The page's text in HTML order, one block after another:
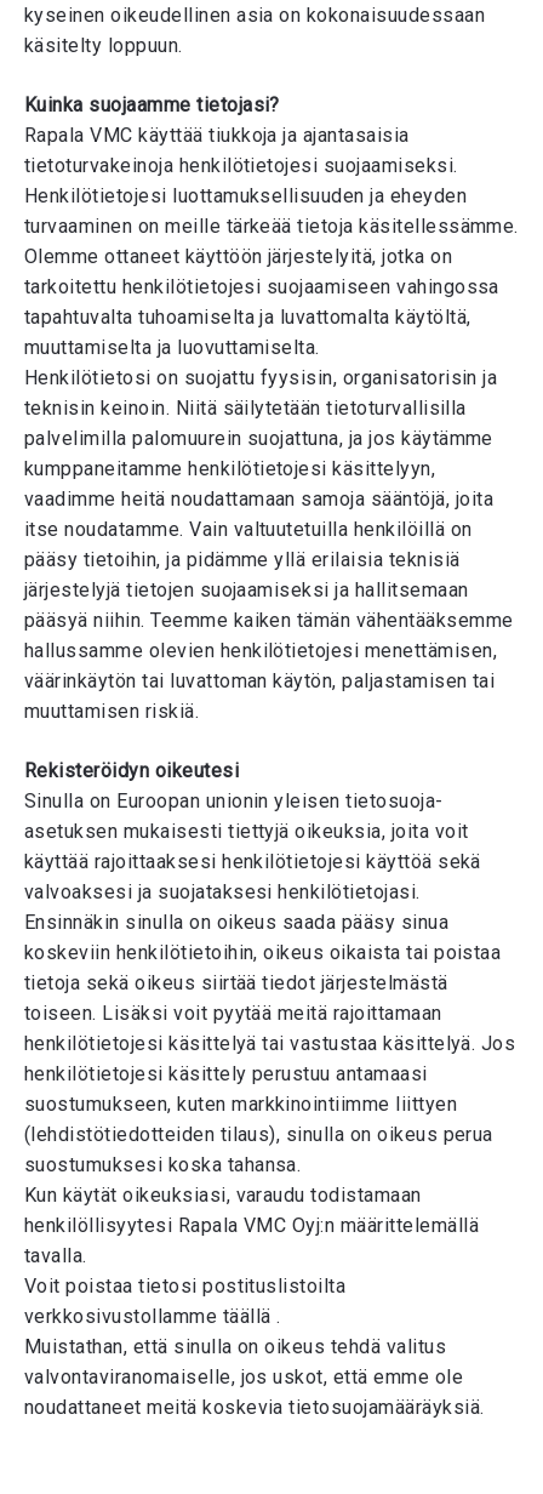
kyseinen oikeudellinen asia on kokonaisuudessaan
käsitelty loppuun.
Kuinka suojaamme tietojasi?
Rapala VMC käyttää tiukkoja ja ajantasaisia
tietoturvakeinoja henkilötietojesi suojaamiseksi.
Henkilötietojesi luottamuksellisuuden ja eheyden
turvaaminen on meille tärkeää tietoja käsitellessämme.
Olemme ottaneet käyttöön järjestelyitä, jotka on
tarkoitettu henkilötietojesi suojaamiseen vahingossa
tapahtuvalta tuhoamiselta ja luvattomalta käytöltä,
muuttamiselta ja luovuttamiselta.
Henkilötietosi on suojattu fyysisin, organisatorisin ja
teknisin keinoin. Niitä säilytetään tietoturvallisilla
palvelimilla palomuurein suojattuna, ja jos käytämme
kumppaneitamme henkilötietojesi käsittelyyn,
vaadimme heitä noudattamaan samoja sääntöjä, joita
itse noudatamme. Vain valtuutetuilla henkilöillä on
pääsy tietoihin, ja pidämme yllä erilaisia teknisiä
järjestelyjä tietojen suojaamiseksi ja hallitsemaan
pääsyä niihin. Teemme kaiken tämän vähentääksemme
hallussamme olevien henkilötietojesi menettämisen,
väärinkäytön tai luvattoman käytön, paljastamisen tai
muuttamisen riskiä.
Rekisteröidyn oikeutesi
Sinulla on Euroopan unionin yleisen tietosuoja-
asetuksen mukaisesti tiettyjä oikeuksia, joita voit
käyttää rajoittaaksesi henkilötietojesi käyttöä sekä
valvoaksesi ja suojataksesi henkilötietojasi.
Ensinnäkin sinulla on oikeus saada pääsy sinua
koskeviin henkilötietoihin, oikeus oikaista tai poistaa
tietoja sekä oikeus siirtää tiedot järjestelmästä
toiseen. Lisäksi voit pyytää meitä rajoittamaan
henkilötietojesi käsittelyä tai vastustaa käsittelyä. Jos
henkilötietojesi käsittely perustuu antamaasi
suostumukseen, kuten markkinointiimme liittyen
(lehdistötiedotteiden tilaus), sinulla on oikeus perua
suostumuksesi koska tahansa.
Kun käytät oikeuksiasi, varaudu todistamaan
henkilöllisyytesi Rapala VMC Oyj:n määrittelemällä
tavalla.
Voit poistaa tietosi postituslistoilta
verkkosivustollamme täällä .
Muistathan, että sinulla on oikeus tehdä valitus
valvontaviranomaiselle, jos uskot, että emme ole
noudattaneet meitä koskevia tietosuojamääräyksiä.